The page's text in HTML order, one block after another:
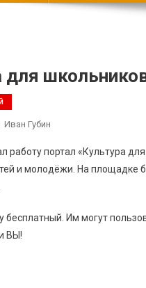
для
Иван Губин
работу портал «Культура
и молодёжи. На площадке
бесплатный. Им могут
ВЫ!